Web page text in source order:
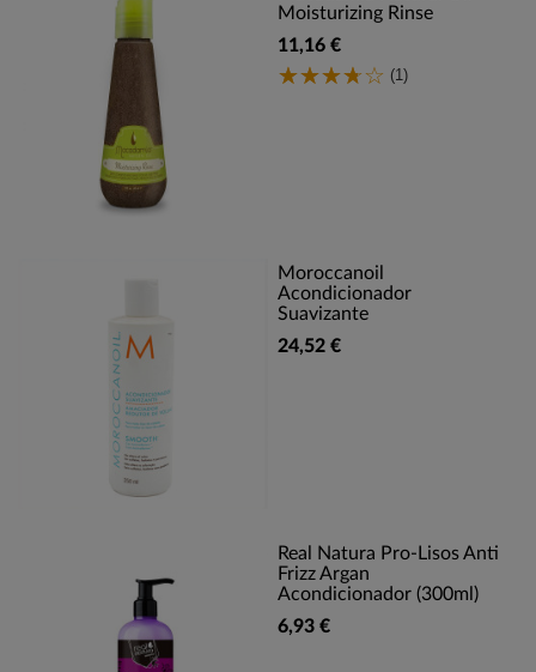
Moisturizing Rinse
11,16 €
(1)
Moroccanoil
Acondicionador
Suavizante
24,52 €
Real Natura Pro-Lisos Anti
Frizz Argan
Acondicionador (300ml)
6,93 €